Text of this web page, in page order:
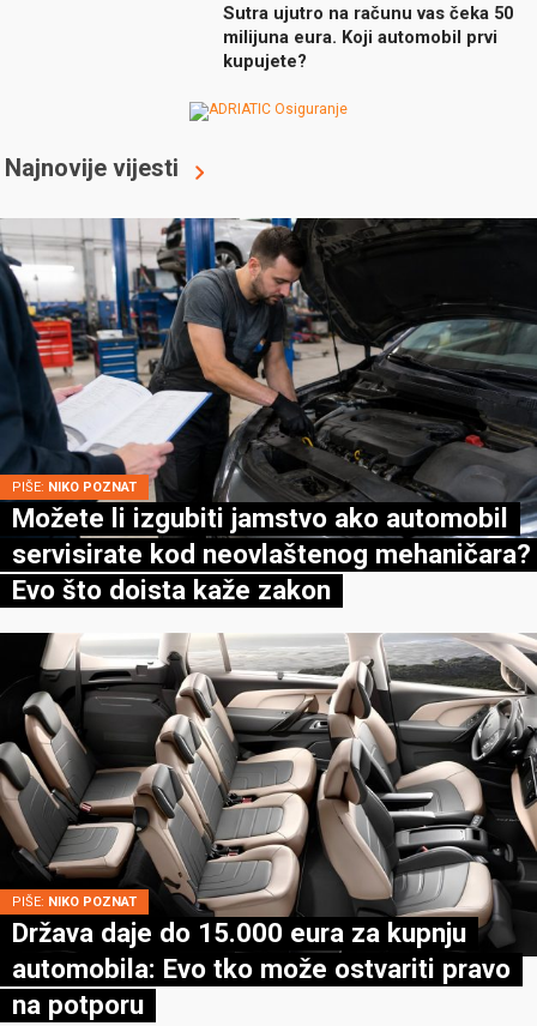
Sutra ujutro na računu vas čeka 50
milijuna eura. Koji automobil prvi
kupujete?
Najnovije vijesti
PIŠE: NIKO POZNAT
Možete li izgubiti jamstvo ako automobil
servisirate kod neovlaštenog mehaničara?
Evo što doista kaže zakon
PIŠE: NIKO POZNAT
Država daje do 15.000 eura za kupnju
automobila: Evo tko može ostvariti pravo
na potporu